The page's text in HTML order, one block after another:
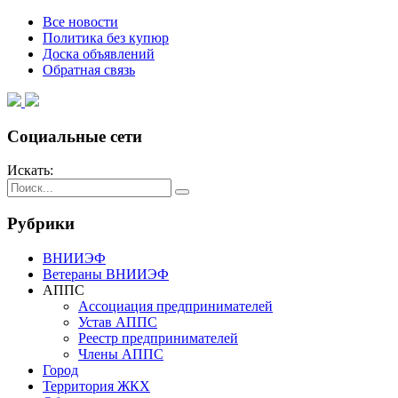
Все новости
Политика без купюр
Доска объявлений
Обратная связь
Социальные сети
Искать:
Рубрики
ВНИИЭФ
Ветераны ВНИИЭФ
АППС
Ассоциация предпринимателей
Устав АППС
Реестр предпринимателей
Члены АППС
Город
Территория ЖКХ